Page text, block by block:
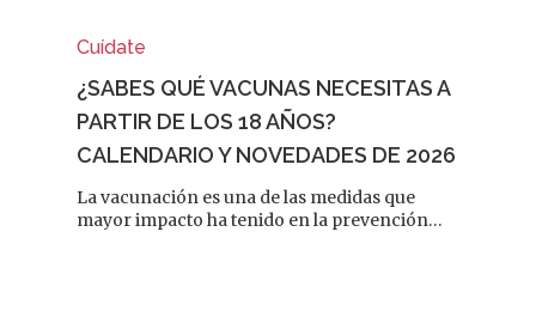
Cuídate
¿SABES QUÉ VACUNAS NECESITAS A
PARTIR DE LOS 18 AÑOS?
CALENDARIO Y NOVEDADES DE 2026
La vacunación es una de las medidas que
mayor impacto ha tenido en la prevención…
Fitoterapia
La Voz De
Pacientes
Suscribirme